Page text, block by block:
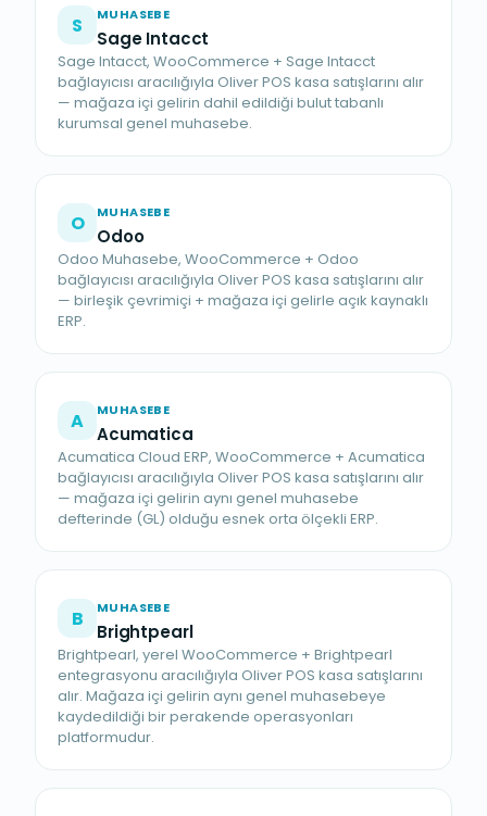
S MUHASEBE
Sage Intacct
Sage Intacct, WooCommerce + Sage Intacct
bağlayıcısı aracılığıyla Oliver POS kasa satışlarını alır
— mağaza içi gelirin dahil edildiği bulut tabanlı
kurumsal genel muhasebe.
O MUHASEBE
Odoo
Odoo Muhasebe, WooCommerce + Odoo
bağlayıcısı aracılığıyla Oliver POS kasa satışlarını alır
— birleşik çevrimiçi + mağaza içi gelirle açık kaynaklı
ERP.
A MUHASEBE
Acumatica
Acumatica Cloud ERP, WooCommerce + Acumatica
bağlayıcısı aracılığıyla Oliver POS kasa satışlarını alır
— mağaza içi gelirin aynı genel muhasebe
defterinde (GL) olduğu esnek orta ölçekli ERP.
B MUHASEBE
Brightpearl
Brightpearl, yerel WooCommerce + Brightpearl
entegrasyonu aracılığıyla Oliver POS kasa satışlarını
alır. Mağaza içi gelirin aynı genel muhasebeye
kaydedildiği bir perakende operasyonları
platformudur.